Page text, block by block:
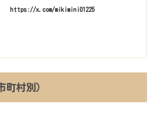
https://x.com/mikimini01225
町村別）